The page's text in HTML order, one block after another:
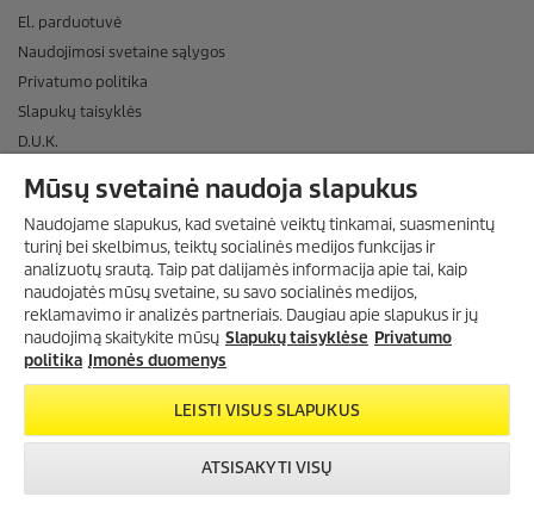
PRENUMERUOKITE
NAUJIENLAIŠKĮ
DAUGIAU INFORMACIJOS
El. parduotuvė
Naudojimosi svetaine sąlygos
Privatumo politika
Slapukų taisyklės
D.U.K.
APMOKĖJIMO BŪDAI
PRISTATYMAS
SOCIALINĖ MEDIJA
ĮMONĖS DUOMENYS
INFORMACIJA
CO₂-NEUTRALUS TINKLALAPIS
UAB „KARCHER" SUTEIKTAS TOP ĮMONĖS ĮVERTINIMAS
Mūsų svetainė naudoja slapukus
Naudojame slapukus, kad svetainė veiktų tinkamai, suasmenintų
turinį bei skelbimus, teiktų socialinės medijos funkcijas ir
analizuotų srautą. Taip pat dalijamės informacija apie tai, kaip
naudojatės mūsų svetaine, su savo socialinės medijos,
reklamavimo ir analizės partneriais. Daugiau apie slapukus ir jų
naudojimą skaitykite mūsų Slapukų taisyklėse Privatumo
politika Įmonės duomenys
LEISTI VISUS SLAPUKUS
ATSISAKYTI VISŲ